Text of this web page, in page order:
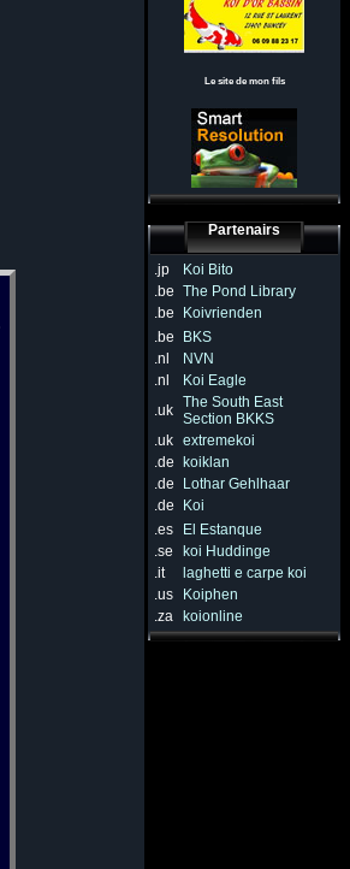
Le site de mon fils
Partenairs
.jp
Koi Bito
.be The Pond Library
.be
Koivrienden
.be
BKS
.nl
NVN
.nl
Koi Eagle
.uk The South East
Section BKKS
.uk extremekoi
.de
koiklan
.de
Lothar Gehlhaar
.de
Koi
.es
El Estanque
.se
koi Huddinge
.it
laghetti e carpe koi
.us
Koiphen
.za
koionline